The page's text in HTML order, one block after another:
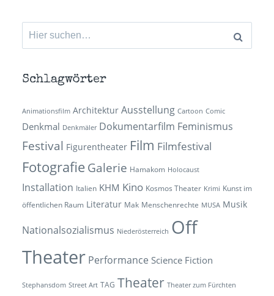
Suchen
nach:
Schlagwörter
Animationsfilm Architektur Ausstellung Cartoon Comic
Denkmal Denkmäler Dokumentarfilm Feminismus
Festival Figurentheater Film Filmfestival
Fotografie Galerie Hamakom Holocaust
Installation Italien KHM Kino Kosmos Theater Krimi Kunst im
öffentlichen Raum Literatur Mak Menschenrechte MUSA Musik
Nationalsozialismus Niederösterreich Off
Theater Performance Science Fiction
Stephansdom Street Art TAG Theater Theater zum Fürchten